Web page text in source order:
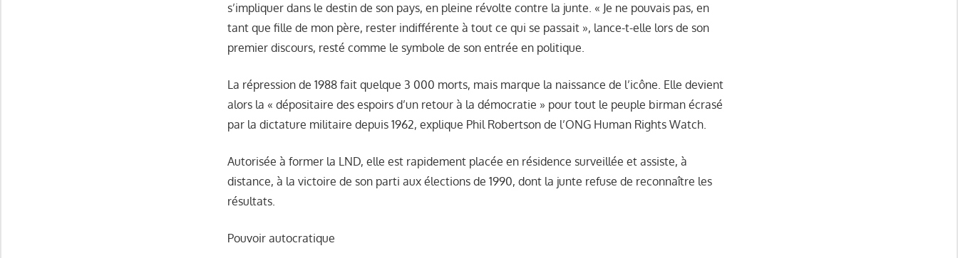
s’impliquer dans le destin de son pays, en pleine révolte contre la junte. « Je ne pouvais pas, en
tant que fille de mon père, rester indifférente à tout ce qui se passait », lance-t-elle lors de son
premier discours, resté comme le symbole de son entrée en politique.
La répression de 1988 fait quelque 3 000 morts, mais marque la naissance de l’icône. Elle devient
alors la « dépositaire des espoirs d’un retour à la démocratie » pour tout le peuple birman écrasé
par la dictature militaire depuis 1962, explique Phil Robertson de l’ONG Human Rights Watch.
Autorisée à former la LND, elle est rapidement placée en résidence surveillée et assiste, à
distance, à la victoire de son parti aux élections de 1990, dont la junte refuse de reconnaître les
résultats.
Pouvoir autocratique